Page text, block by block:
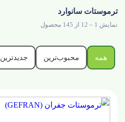
ترموستات سانوارد
نمایش 1 – 12 از 145 محصول
همه محبوب‌ترین جدیدترین